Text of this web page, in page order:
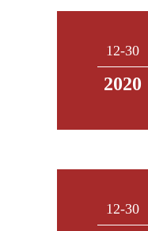
12-30
2020
12-30